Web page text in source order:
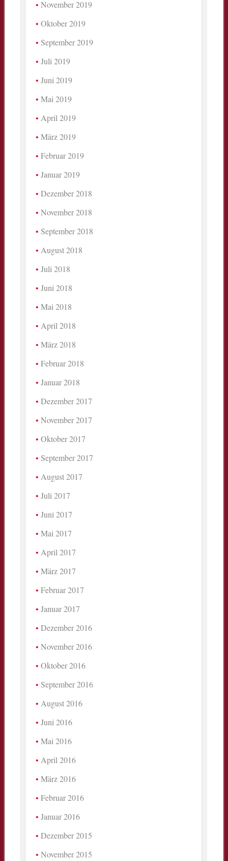
November 2019
Oktober 2019
September 2019
Juli 2019
Juni 2019
Mai 2019
April 2019
März 2019
Februar 2019
Januar 2019
Dezember 2018
November 2018
September 2018
August 2018
Juli 2018
Juni 2018
Mai 2018
April 2018
März 2018
Februar 2018
Januar 2018
Dezember 2017
November 2017
Oktober 2017
September 2017
August 2017
Juli 2017
Juni 2017
Mai 2017
April 2017
März 2017
Februar 2017
Januar 2017
Dezember 2016
November 2016
Oktober 2016
September 2016
August 2016
Juni 2016
Mai 2016
April 2016
März 2016
Februar 2016
Januar 2016
Dezember 2015
November 2015